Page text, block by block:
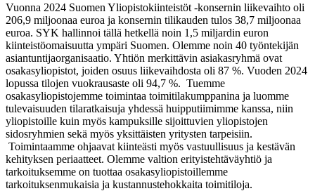
Vuonna 2024 Suomen Yliopistokiinteistöt -konsernin liikevaihto oli
206,9 miljoonaa euroa ja konsernin tilikauden tulos 38,7 miljoonaa
euroa. SYK hallinnoi tällä hetkellä noin 1,5 miljardin euron
kiinteistöomaisuutta ympäri Suomen. Olemme noin 40 työntekijän
asiantuntijaorganisaatio. Yhtiön merkittävin asiakasryhmä ovat
osakasyliopistot, joiden osuus liikevaihdosta oli 87 %. Vuoden 2024
lopussa tilojen vuokrausaste oli 94,7 %. Tuemme
osakasyliopistojemme toimintaa toimitilakumppanina ja luomme
tulevaisuuden tilaratkaisuja yhdessä huipputiimimme kanssa, niin
yliopistoille kuin myös kampuksille sijoittuvien yliopistojen
sidosryhmien sekä myös yksittäisten yritysten tarpeisiin.
Toimintaamme ohjaavat kiinteästi myös vastuullisuus ja kestävän
kehityksen periaatteet. Olemme valtion erityistehtäväyhtiö ja
tarkoituksemme on tuottaa osakasyliopistoillemme
tarkoituksenmukaisia ja kustannustehokkaita toimitiloja.